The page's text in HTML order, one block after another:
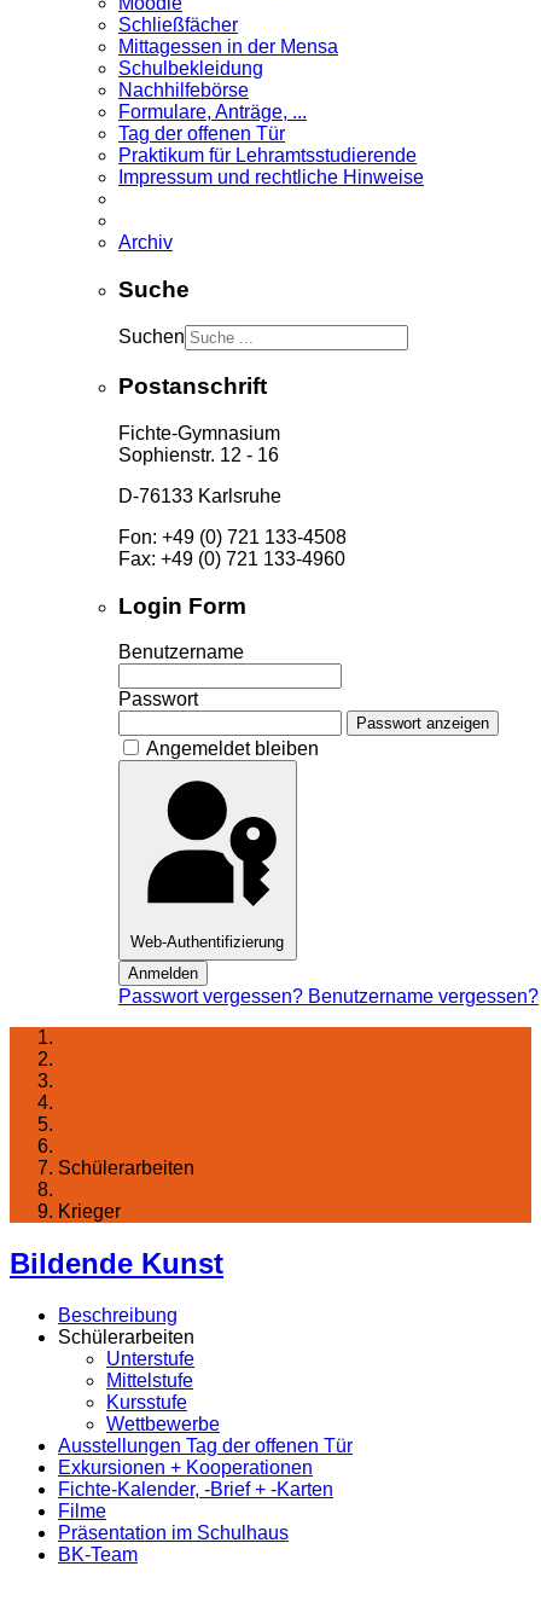
Schließfächer
Mittagessen in der Mensa
Schulbekleidung
Nachhilfebörse
Formulare, Anträge, ...
Tag der offenen Tür
Praktikum für Lehramts­studierende
Impressum und rechtliche Hinweise
Archiv
Suche
Suchen
Postanschrift
Fichte-Gymnasium
Sophienstr. 12 - 16
D-76133 Karlsruhe
Fon: +49 (0) 721 133-4508
Fax: +49 (0) 721 133-4960
Login Form
Benutzername
Passwort
Passwort anzeigen
Angemeldet bleiben
Web-Authentifizierung
Anmelden
Passwort vergessen? Benutzername vergessen?
Schülerarbeiten
Krieger
Bildende Kunst
Beschreibung
Schülerarbeiten
Unterstufe
Mittelstufe
Kursstufe
Wettbewerbe
Ausstellungen Tag der offenen Tür
Exkursionen + Kooperationen
Fichte-Kalender, -Brief + -Karten
Filme
Präsentation im Schulhaus
BK-Team